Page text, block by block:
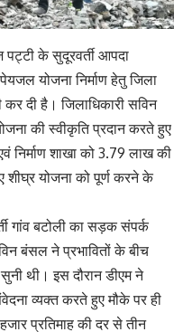
के सुदूरवर्ती आपदा
योजना निर्माण हेतु जिला
कर दी है। जिलाधिकारी सविन
की स्वीकृति प्रदान करते हुए
शाखा को 3.79 लाख की
योजना को पूर्ण करने के
गांव बटोली का सड़क संपर्क
बंसल ने प्रभावितों के बीच
थी। इस दौरान डीएम ने
व्यक्त करते हुए मौके पर ही
प्रतिमाह की दर से तीन